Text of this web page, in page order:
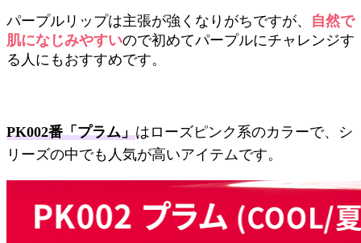
パープルリップは主張が強くなりがちですが、 自然で
肌になじみやすいので初めてパープルにチャレンジす
る人にもおすすめです。
PK002番「プラム」はローズピンク系のカラーで、シ
リーズの中でも人気が高いアイテムです。